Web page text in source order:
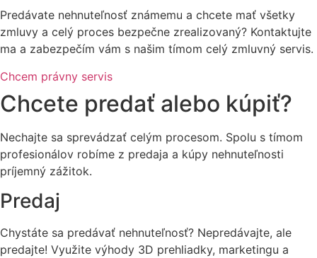
Predávate nehnuteľnosť známemu a chcete mať všetky
zmluvy a celý proces bezpečne zrealizovaný? Kontaktujte
ma a zabezpečím vám s našim tímom celý zmluvný servis.
Chcem právny servis
Chcete predať alebo kúpiť?
Nechajte sa sprevádzať celým procesom. Spolu s tímom
profesionálov robíme z predaja a kúpy nehnuteľnosti
príjemný zážitok.
Predaj
Chystáte sa predávať nehnuteľnosť? Nepredávajte, ale
predajte! Využite výhody 3D prehliadky, marketingu a